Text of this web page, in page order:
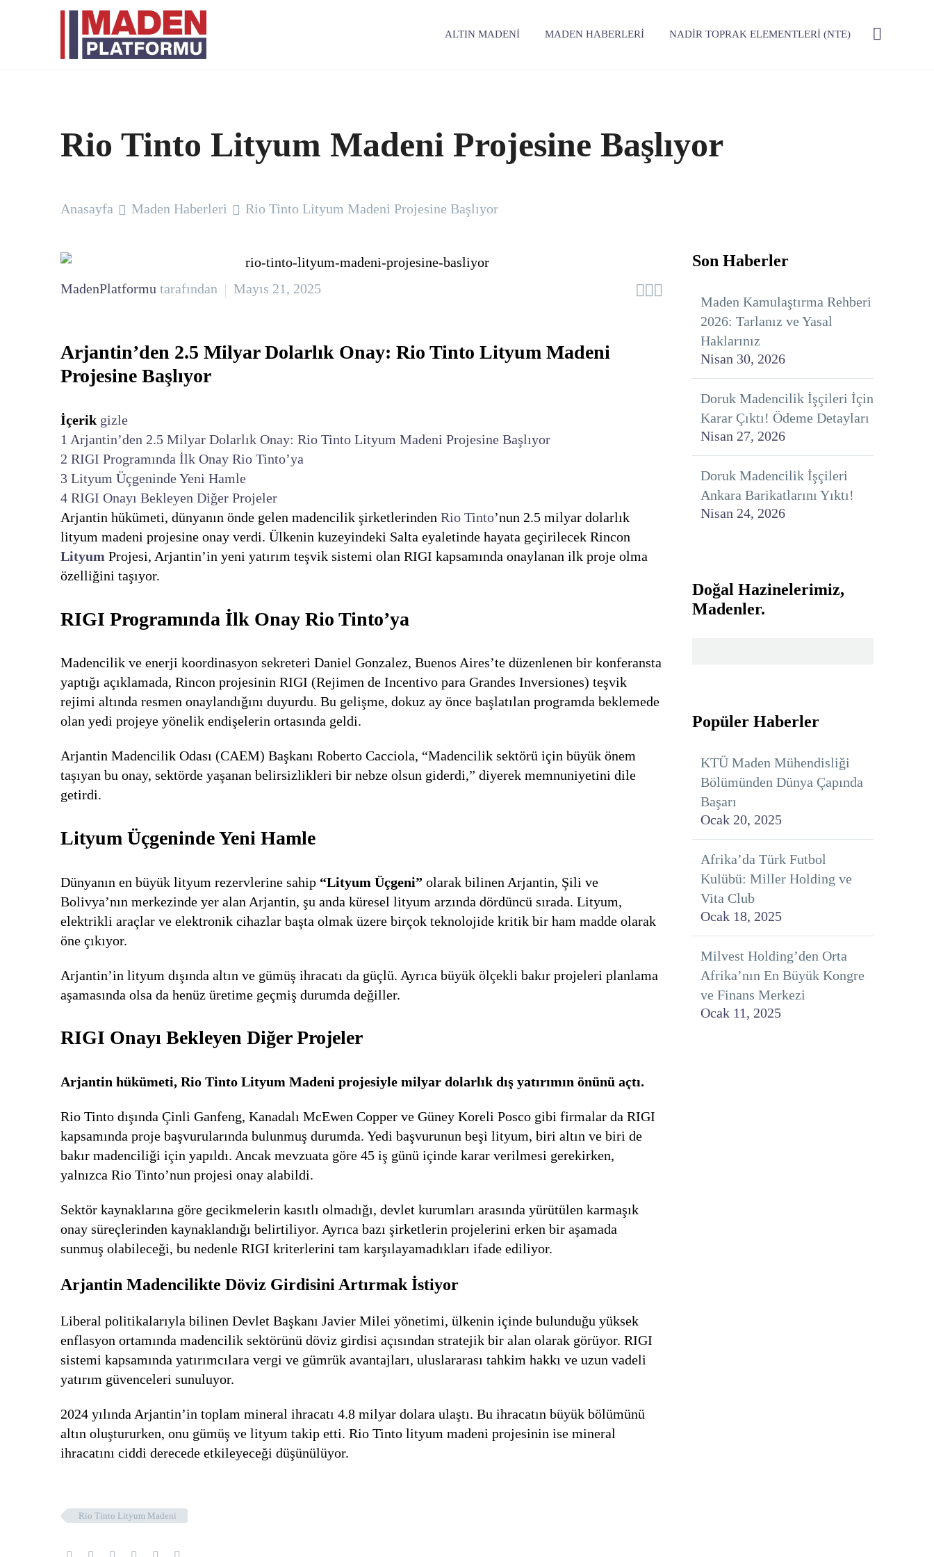
ALTIN MADENI MADEN HABERLERI NADIR TOPRAK ELEMENTLERI (NTE)
Rio Tinto Lityum Madeni Projesine Başlıyor
Anasayfa Maden Haberleri Rio Tinto Lityum Madeni Projesine Başlıyor

MadenPlatformu tarafından Mayıs 21, 2025
Arjantin’den 2.5 Milyar Dolarlık Onay: Rio Tinto Lityum Madeni
Projesine Başlıyor
İçerik gizle
1 Arjantin’den 2.5 Milyar Dolarlık Onay: Rio Tinto Lityum Madeni Projesine Başlıyor
2 RIGI Programında İlk Onay Rio Tinto’ya
3 Lityum Üçgeninde Yeni Hamle
4 RIGI Onayı Bekleyen Diğer Projeler
Arjantin hükümeti, dünyanın önde gelen madencilik şirketlerinden Rio Tinto’nun 2.5 milyar dolarlık
lityum madeni projesine onay verdi. Ülkenin kuzeyindeki Salta eyaletinde hayata geçirilecek Rincon
Lityum Projesi, Arjantin’in yeni yatırım teşvik sistemi olan RIGI kapsamında onaylanan ilk proje olma
özelliğini taşıyor.
RIGI Programında İlk Onay Rio Tinto’ya
Madencilik ve enerji koordinasyon sekreteri Daniel Gonzalez, Buenos Aires’te düzenlenen bir konferansta
yaptığı açıklamada, Rincon projesinin RIGI (Rejimen de Incentivo para Grandes Inversiones) teşvik
rejimi altında resmen onaylandığını duyurdu. Bu gelişme, dokuz ay önce başlatılan programda beklemede
olan yedi projeye yönelik endişelerin ortasında geldi.
Arjantin Madencilik Odası (CAEM) Başkanı Roberto Cacciola, “Madencilik sektörü için büyük önem
taşıyan bu onay, sektörde yaşanan belirsizlikleri bir nebze olsun giderdi,” diyerek memnuniyetini dile
getirdi.
Lityum Üçgeninde Yeni Hamle
Dünyanın en büyük lityum rezervlerine sahip “Lityum Üçgeni” olarak bilinen Arjantin, Şili ve
Bolivya’nın merkezinde yer alan Arjantin, şu anda küresel lityum arzında dördüncü sırada. Lityum,
elektrikli araçlar ve elektronik cihazlar başta olmak üzere birçok teknolojide kritik bir ham madde olarak
öne çıkıyor.
Arjantin’in lityum dışında altın ve gümüş ihracatı da güçlü. Ayrıca büyük ölçekli bakır projeleri planlama
aşamasında olsa da henüz üretime geçmiş durumda değiller.
RIGI Onayı Bekleyen Diğer Projeler
Arjantin hükümeti, Rio Tinto Lityum Madeni projesiyle milyar dolarlık dış yatırımın önünü açtı.
Rio Tinto dışında Çinli Ganfeng, Kanadalı McEwen Copper ve Güney Koreli Posco gibi firmalar da RIGI
kapsamında proje başvurularında bulunmuş durumda. Yedi başvurunun beşi lityum, biri altın ve biri de
bakır madenciliği için yapıldı. Ancak mevzuata göre 45 iş günü içinde karar verilmesi gerekirken,
yalnızca Rio Tinto’nun projesi onay alabildi.
Sektör kaynaklarına göre gecikmelerin kasıtlı olmadığı, devlet kurumları arasında yürütülen karmaşık
onay süreçlerinden kaynaklandığı belirtiliyor. Ayrıca bazı şirketlerin projelerini erken bir aşamada
sunmuş olabileceği, bu nedenle RIGI kriterlerini tam karşılayamadıkları ifade ediliyor.
Arjantin Madencilikte Döviz Girdisini Artırmak İstiyor
Liberal politikalarıyla bilinen Devlet Başkanı Javier Milei yönetimi, ülkenin içinde bulunduğu yüksek
enflasyon ortamında madencilik sektörünü döviz girdisi açısından stratejik bir alan olarak görüyor. RIGI
sistemi kapsamında yatırımcılara vergi ve gümrük avantajları, uluslararası tahkim hakkı ve uzun vadeli
yatırım güvenceleri sunuluyor.
2024 yılında Arjantin’in toplam mineral ihracatı 4.8 milyar dolara ulaştı. Bu ihracatın büyük bölümünü
altın oluştururken, onu gümüş ve lityum takip etti. Rio Tinto lityum madeni projesinin ise mineral
ihracatını ciddi derecede etkileyeceği düşünülüyor.
Rio Tinto Lityum Madeni
Son Haberler
Maden Kamulaştırma Rehberi
2026: Tarlanız ve Yasal
Haklarınız
Nisan 30, 2026
Doruk Madencilik İşçileri İçin
Karar Çıktı! Ödeme Detayları
Nisan 27, 2026
Doruk Madencilik İşçileri
Ankara Barikatlarını Yıktı!
Nisan 24, 2026
Doğal Hazinelerimiz,
Madenler.
Popüler Haberler
KTÜ Maden Mühendisliği
Bölümünden Dünya Çapında
Başarı
Ocak 20, 2025
Afrika’da Türk Futbol
Kulübü: Miller Holding ve
Vita Club
Ocak 18, 2025
Milvest Holding’den Orta
Afrika’nın En Büyük Kongre
ve Finans Merkezi
Ocak 11, 2025